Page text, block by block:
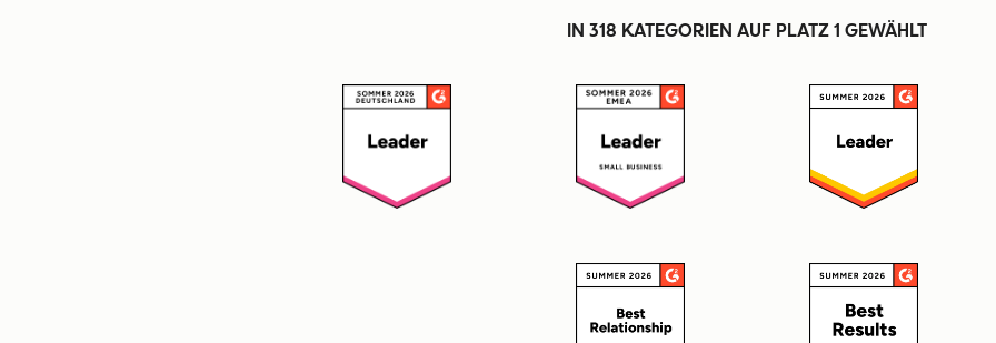
IN 318 KATEGORIEN AUF PLATZ 1 GEWÄHLT